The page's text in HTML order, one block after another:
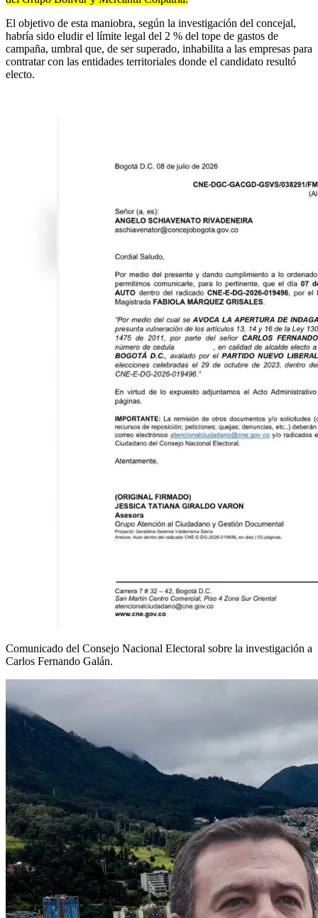
El objetivo de esta maniobra, según la investigación del concejal,
habría sido eludir el límite legal del 2 % del tope de gastos de
campaña, umbral que, de ser superado, inhabilita a las empresas para
contratar con las entidades territoriales donde el candidato resultó
electo.
Comunicado del Consejo Nacional Electoral sobre la investigación a
Carlos Fernando Galán.